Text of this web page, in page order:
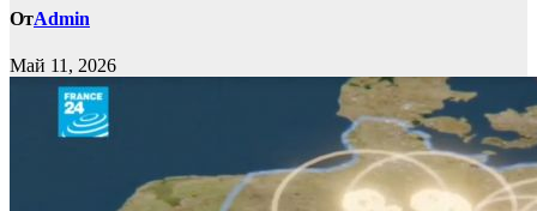
ОтAdmin
Май 11, 2026